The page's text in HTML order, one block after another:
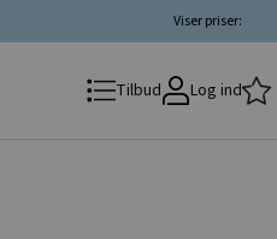
Viser priser:
Tilbud Log ind